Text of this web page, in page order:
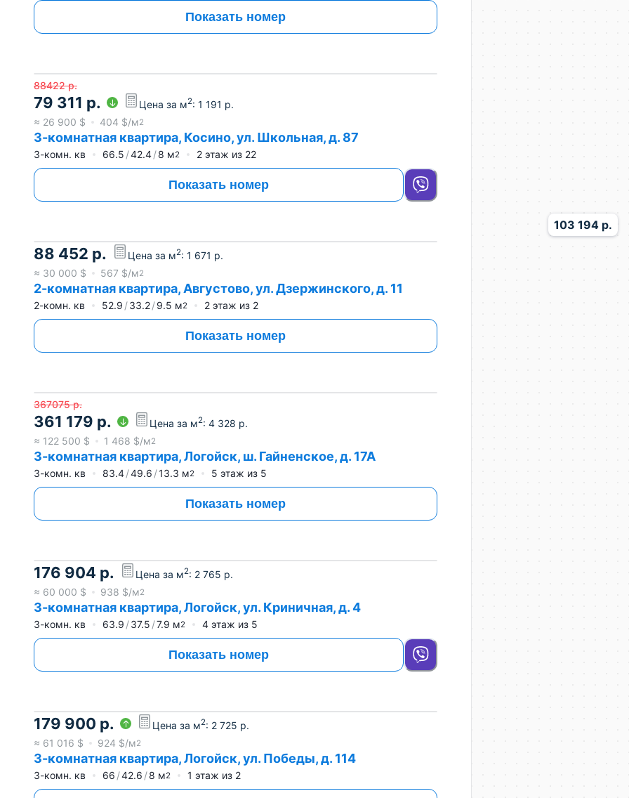
Показать номер
88422 р.
79 311 р. Цена за м2: 1 191 р.
≈ 26 900 $ 404 $/м2
3-комнатная квартира, Косино, ул. Школьная, д. 87
3-комн. кв 66.5 42.4 8 м2 2 этаж из 22
Показать номер
88 452 р. Цена за м2: 1 671 р.
≈ 30 000 $ 567 $/м2
2-комнатная квартира, Августово, ул. Дзержинского, д. 11
2-комн. кв 52.9 33.2 9.5 м2 2 этаж из 2
Показать номер
367075 р.
361 179 р. Цена за м2: 4 328 р.
≈ 122 500 $ 1 468 $/м2
3-комнатная квартира, Логойск, ш. Гайненское, д. 17А
3-комн. кв 83.4 49.6 13.3 м2 5 этаж из 5
Показать номер
176 904 р. Цена за м2: 2 765 р.
≈ 60 000 $ 938 $/м2
3-комнатная квартира, Логойск, ул. Криничная, д. 4
3-комн. кв 63.9 37.5 7.9 м2 4 этаж из 5
Показать номер
179 900 р. Цена за м2: 2 725 р.
≈ 61 016 $ 924 $/м2
3-комнатная квартира, Логойск, ул. Победы, д. 114
3-комн. кв 66 42.6 8 м2 1 этаж из 2
103 194 р.